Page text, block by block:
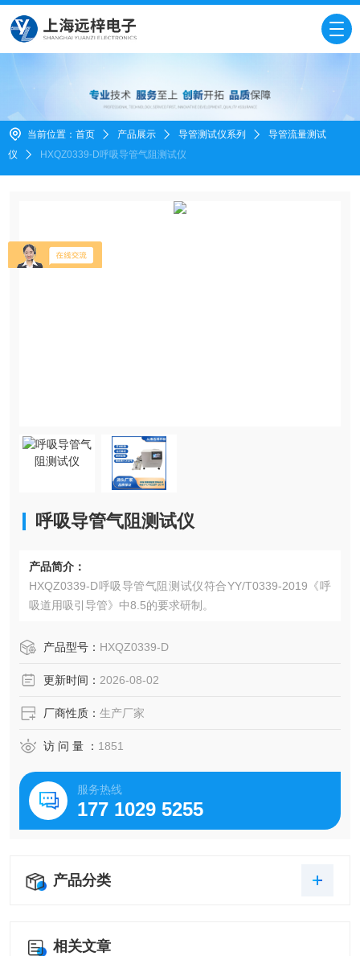
当前位置： 首页 产品展示 导管测试仪系列
导管流量测试
仪
HXQZ0339-D呼吸导管气阻测试仪
呼吸导管气阻测试仪
产品简介：
HXQZ0339-D呼吸导管气阻测试仪符合YY/T0339-2019《呼
吸道用吸引导管》中8.5的要求研制。
产品型号： HXQZ0339-D
更新时间： 2026-08-02
厂商性质： 生产厂家
访 问 量 ： 1851
服务热线
177 1029 5255
产品分类
相关文章